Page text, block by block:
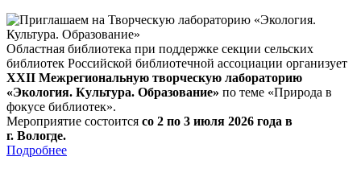
Областная библиотека при поддержке секции сельских
библиотек Российской библиотечной ассоциации организует
XXII Межрегиональную творческую лабораторию
«Экология. Культура. Образование» по теме «Природа в
фокусе библиотек».
Мероприятие состоится со 2 по 3 июля 2026 года в
г. Вологде.
Подробнее